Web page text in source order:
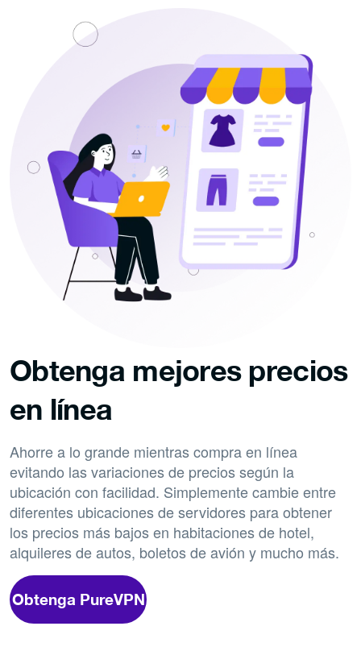
Obtenga mejores precios
en línea
Ahorre a lo grande mientras compra en línea
evitando las variaciones de precios según la
ubicación con facilidad. Simplemente cambie entre
diferentes ubicaciones de servidores para obtener
los precios más bajos en habitaciones de hotel,
alquileres de autos, boletos de avión y mucho más.
Obtenga PureVPN